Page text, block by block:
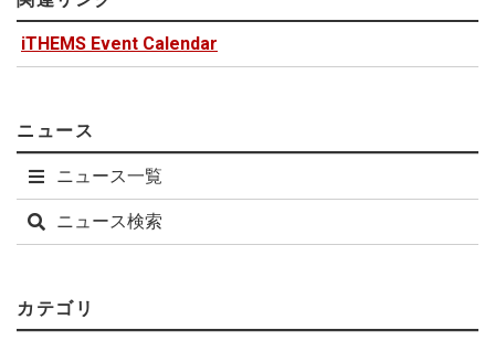
iTHEMS Event Calendar
ニュース
ニュース一覧
ニュース検索
カテゴリ